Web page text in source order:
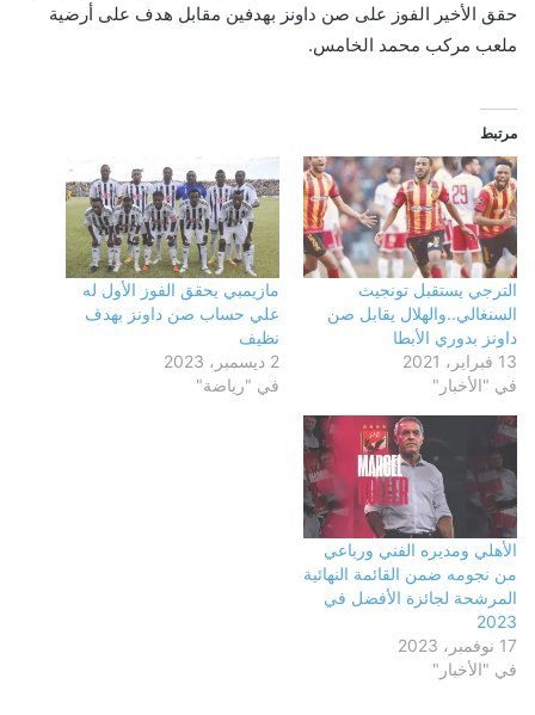
حقق الأخير الفوز على صن داونز بهدفين مقابل هدف على أرضية
ملعب مركب محمد الخامس.
مرتبط
الترجي يستقبل تونجيث
السنغالي..والهلال يقابل صن
داونز بدوري الأبطا
13 فبراير، 2021
في "الأخبار"
مازيمبي يحقق الفوز الأول له
علي حساب صن داونز بهدف
نظيف
2 ديسمبر، 2023
في "رياضة"
الأهلي ومديره الفني ورباعي
من نجومه ضمن القائمة النهائية
المرشحة لجائزة الأفضل في
2023
17 نوفمبر، 2023
في "الأخبار"